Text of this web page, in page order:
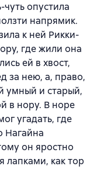
опустила
напрямик.
к ней Рикки-
где жили она
ей в хвост,
за нею, а, право,
умный и старый,
в нору. В норе
угадать, где
Нагайна
он яростно
лапками, как тор